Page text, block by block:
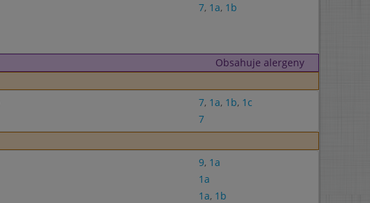
7, 1a, 1b
Obsahuje alergeny
7, 1a, 1b, 1c
7
9, 1a
1a
1a, 1b